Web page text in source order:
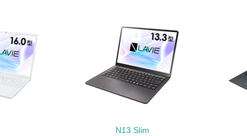
社会面の情報公開他
<L1> パンフレットやホームページ等で、自社の環境情報を積極
<L1> パンフレットやホームページ等で、自社の社会的取り組
N13 Slim